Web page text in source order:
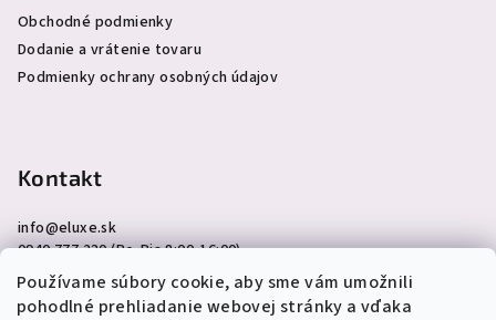
Používame súbory cookie, aby sme vám umožnili
pohodlné prehliadanie webovej stránky a vďaka
Obchodné podmienky
Dodanie a vrátenie tovaru
Podmienky ochrany osobných údajov
Kontakt
info@eluxe.sk
0940 777 230 (Po-Pia 8:00-16:00)